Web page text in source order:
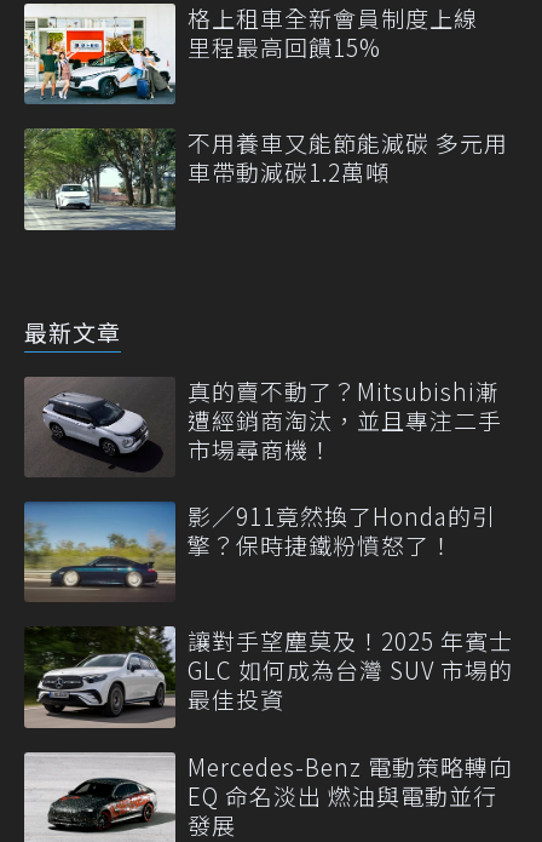
格上租車全新會員制度上線
里程最高回饋15%
不用養車又能節能減碳 多元用
車帶動減碳1.2萬噸
最新文章
真的賣不動了？Mitsubishi漸
遭經銷商淘汰，並且專注二手
市場尋商機！
影／911竟然換了Honda的引
擎？保時捷鐵粉憤怒了！
讓對手望塵莫及！2025 年賓士
GLC 如何成為台灣 SUV 市場的
最佳投資
Mercedes-Benz 電動策略轉向
EQ 命名淡出 燃油與電動並行
發展